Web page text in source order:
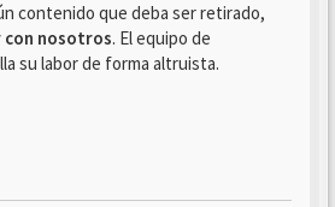
contenido que deba ser retirado,
nosotros. El equipo de
su labor de forma altruista.